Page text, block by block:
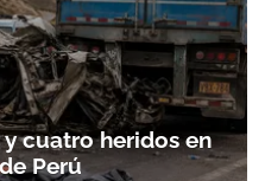
cuatro heridos en
Perú